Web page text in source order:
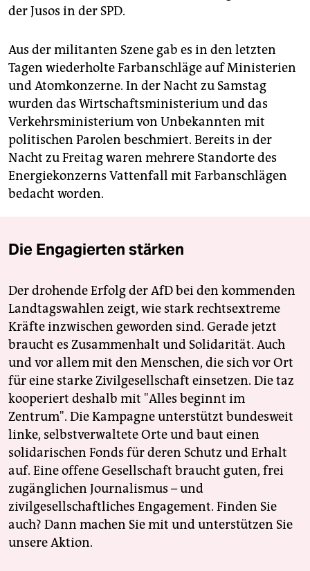
der Jusos in der SPD.
Aus der militanten Szene gab es in den letzten
Tagen wiederholte Farbanschläge auf Ministerien
und Atomkonzerne. In der Nacht zu Samstag
wurden das Wirtschaftsministerium und das
Verkehrsministerium von Unbekannten mit
politischen Parolen beschmiert. Bereits in der
Nacht zu Freitag waren mehrere Standorte des
Energiekonzerns Vattenfall mit Farbanschlägen
bedacht worden.
Die Engagierten stärken
Der drohende Erfolg der AfD bei den kommenden
Landtagswahlen zeigt, wie stark rechtsextreme
Kräfte inzwischen geworden sind. Gerade jetzt
braucht es Zusammenhalt und Solidarität. Auch
und vor allem mit den Menschen, die sich vor Ort
für eine starke Zivilgesellschaft einsetzen. Die taz
kooperiert deshalb mit "Alles beginnt im
Zentrum". Die Kampagne unterstützt bundesweit
linke, selbstverwaltete Orte und baut einen
solidarischen Fonds für deren Schutz und Erhalt
auf. Eine offene Gesellschaft braucht guten, frei
zugänglichen Journalismus – und
zivilgesellschaftliches Engagement. Finden Sie
auch? Dann machen Sie mit und unterstützen Sie
unsere Aktion.